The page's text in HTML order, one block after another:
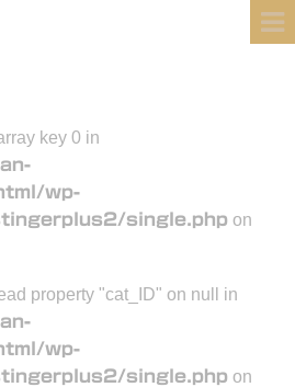
key 0 in
wp-
single.php on
property "cat_ID" on null in
wp-
single.php on